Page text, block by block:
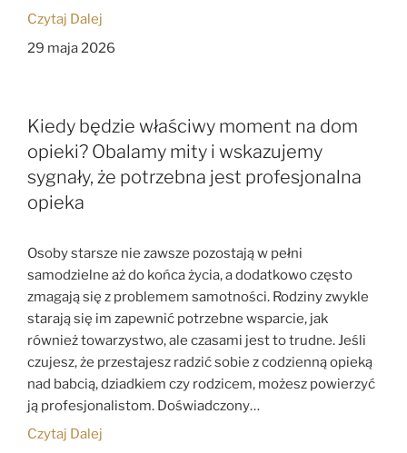
Czytaj Dalej
29 maja 2026
Kiedy będzie właściwy moment na dom
opieki? Obalamy mity i wskazujemy
sygnały, że potrzebna jest profesjonalna
opieka
Osoby starsze nie zawsze pozostają w pełni
samodzielne aż do końca życia, a dodatkowo często
zmagają się z problemem samotności. Rodziny zwykle
starają się im zapewnić potrzebne wsparcie, jak
również towarzystwo, ale czasami jest to trudne. Jeśli
czujesz, że przestajesz radzić sobie z codzienną opieką
nad babcią, dziadkiem czy rodzicem, możesz powierzyć
ją profesjonalistom. Doświadczony…
Czytaj Dalej